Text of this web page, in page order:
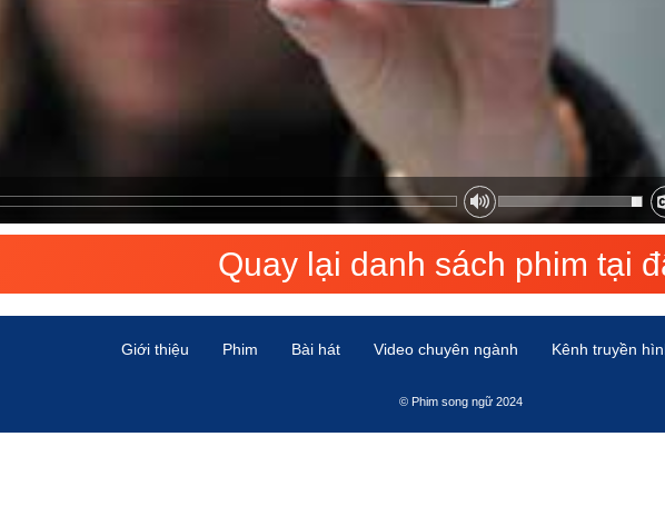
Quay lại danh sách phim tại
Giới thiệu Phim Bài hát Video chuyên ngành Kênh truyền
© Phim song ngữ 2024